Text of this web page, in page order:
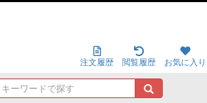
注文履歴 閲覧履歴 お気に入り
キ
ー